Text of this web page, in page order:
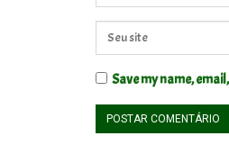
Save my name,